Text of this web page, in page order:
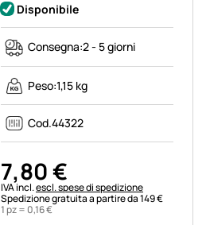
Disponibile
Consegna:2 - 5 giorni
Peso:1,15 kg
Cod.44322
7,80€
Informazioni fiscali:
IVA incl.escl. spese di spedizione
Spedizione gratuita a partire da 149 €
1 pz = 0,16€